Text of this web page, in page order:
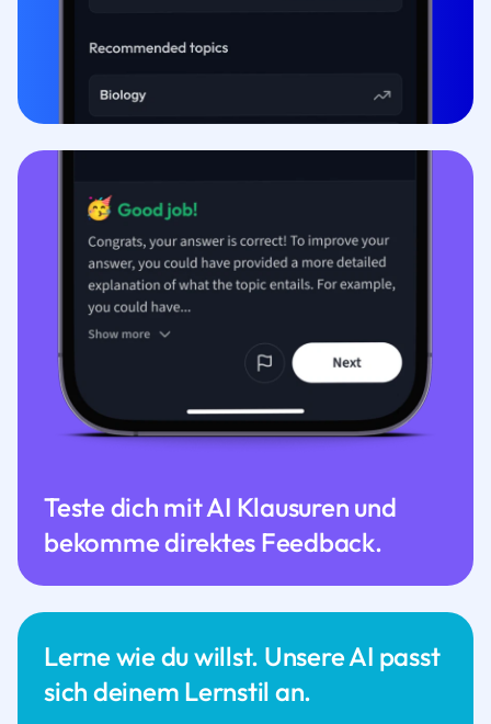
Lerne wie du willst. Unsere AI passt
sich deinem Lernstil an.
Teste dich mit AI Klausuren und
bekomme direktes Feedback.